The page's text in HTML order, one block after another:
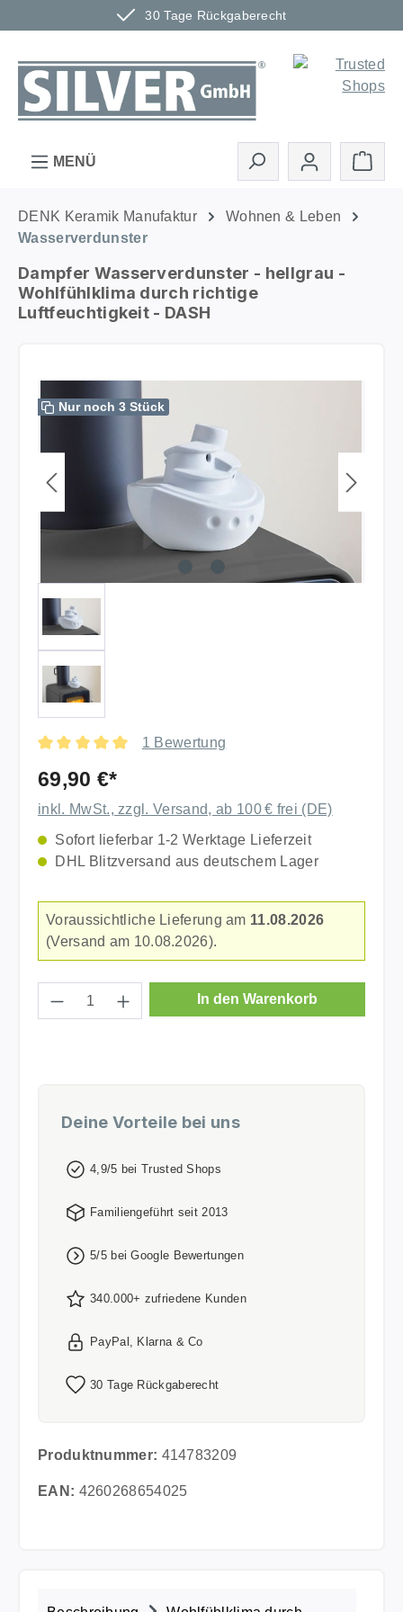
30 Tage Rückgaberecht
Zum Hauptinhalt springen
MENÜ
DENK Keramik Manufaktur
Wohnen & Leben
Wasserverdunster
Dampfer Wasserverdunster - hellgrau -
Wohlfühlklima durch richtige
Luftfeuchtigkeit - DASH
Nur noch 3 Stück
1 Bewertung
69,90 €*
inkl. MwSt., zzgl. Versand, ab 100 € frei (DE)
Sofort lieferbar 1-2 Werktage Lieferzeit
DHL Blitzversand aus deutschem Lager
Voraussichtliche Lieferung am 11.08.2026
(Versand am 10.08.2026).
Produkt Anzahl: Gib den gewünschten
In den Warenkorb
Deine Vorteile bei uns
4,9/5 bei Trusted Shops
Familiengeführt seit 2013
5/5 bei Google Bewertungen
340.000+ zufriedene Kunden
PayPal, Klarna & Co
30 Tage Rückgaberecht
Produktnummer: 414783209
EAN: 4260268654025